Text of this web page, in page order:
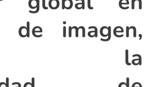
de imagen,
la